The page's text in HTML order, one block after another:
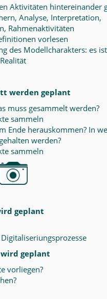
Aktivitäten hintereinander
Analyse, Interpretation,
Rahmenaktivitäten
vorlesen
des Modellcharakters: es
werden geplant
muss gesammelt werden?
sammeln
Ende herauskommen? In
werden?
sammeln
geplant
geplant
vorliegen?